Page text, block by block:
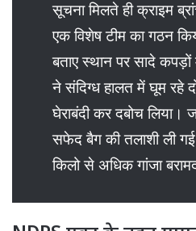
सूचना मिलते ही क्राइम
एक विशेष टीम का गठन
बताए स्थान पर सादे कपड़ों
ने संदिग्ध हालत में घूम रहे
घेराबंदी कर दबोच
सफेद बैग की तलाशी ली
किलो से अधिक गांजा